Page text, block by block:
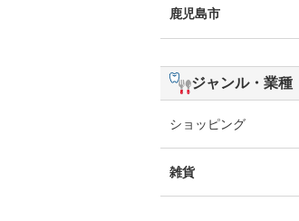
鹿児島市
ジャンル・業種
ショッピング
雑貨